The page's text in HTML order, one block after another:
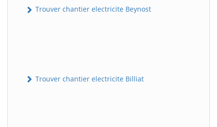
Trouver chantier electricite Beynost
Trouver chantier electricite Billiat